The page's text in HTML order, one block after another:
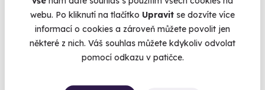
webu. Po kliknutí na tlačítko Upravit se dozvíte více
informací o cookies a zároveň můžete povolit jen
některé z nich. Váš souhlas můžete kdykoliv odvolat
pomocí odkazu v patičce.
Venkovní úniková hra: Vinařská cyklo-
únikovka
Nezapomenutelný den plný záhad, čerstvého vzduchu a
sklenky výborného vína